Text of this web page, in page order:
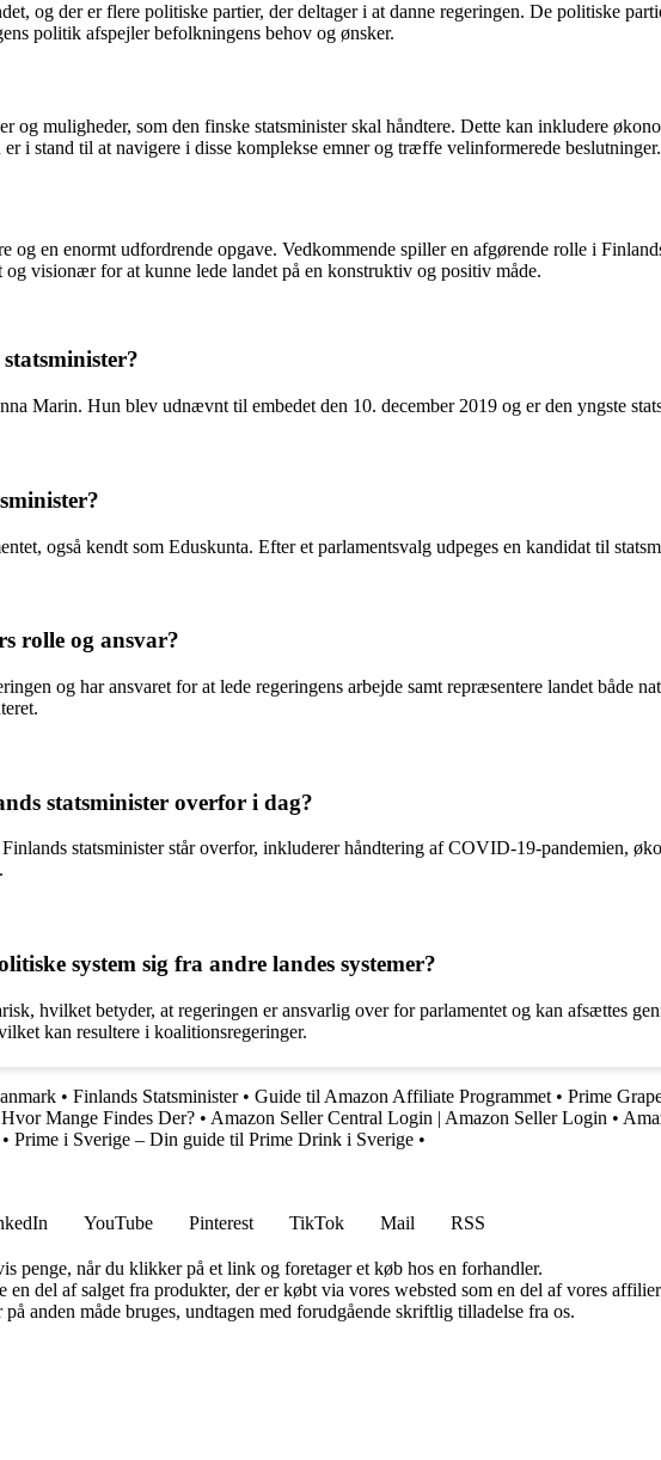
og der er flere politiske partier, der deltager i at danne regeringen. De politiske
politik afspejler befolkningens behov og ønsker.
og muligheder, som den finske statsminister skal håndtere. Dette kan inkludere
i stand til at navigere i disse komplekse emner og træffe velinformerede beslutninger.
og en enormt udfordrende opgave. Vedkommende spiller en afgørende rolle i
og visionær for at kunne lede landet på en konstruktiv og positiv måde.
Marin. Hun blev udnævnt til embedet den 10. december 2019 og er den yngste
også kendt som Eduskunta. Efter et parlamentsvalg udpeges en kandidat til
rolle og ansvar?
og har ansvaret for at lede regeringens arbejde samt repræsentere landet både
statsminister overfor i dag?
statsminister står overfor, inkluderer håndtering af COVID-19-pandemien,
system sig fra andre landes systemer?
hvilket betyder, at regeringen er ansvarlig over for parlamentet og kan afsættes
kan resultere i koalitionsregeringer.
• Finlands Statsminister• Guide til Amazon Affiliate Programmet • Prime
Mange Findes Der? • Amazon Seller Central Login | Amazon Seller Login •
• Prime i Sverige – Din guide til Prime Drink i Sverige •
YouTube Pinterest TikTok Mail
RSS
penge, når du klikker på et link og foretager et køb hos en forhandler.
del af salget fra produkter, der er købt via vores websted som en del af vores
anden måde bruges, undtagen med forudgående skriftlig tilladelse fra os.